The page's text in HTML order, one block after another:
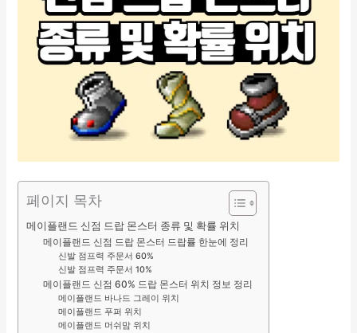
페이지 목차
메이플랜드 신점 드랍 몬스터 종류 및 확률 위치
메이플랜드 신점 드랍 몬스터 드랍률 한눈에 정리
신발 점프력 주문서 60%
신발 점프력 주문서 10%
메이플랜드 신점 60% 드랍 몬스터 위치 정보 정리
메이플랜드 바나드 그레이 위치
메이플랜드 푸퍼 위치
메이플랜드 머쉬맘 위치